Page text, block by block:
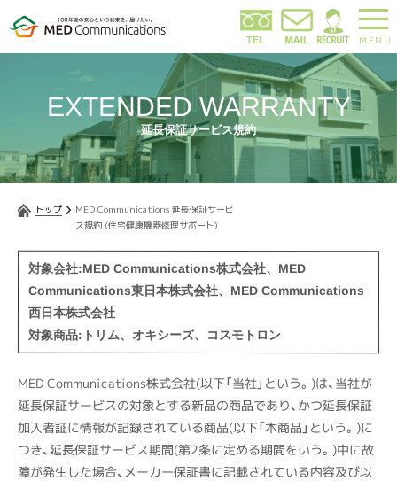
EXTENDED WARRANTY
延長保証サービス規約
トップ
MED Communications 延長保証サービ
ス規約 (住宅健康機器修理サポート)
対象会社:MED Communications株式会社、MED
Communications東日本株式会社、MED Communications
西日本株式会社
対象商品:トリム、オキシーズ、コスモトロン
MED Communications株式会社(以下「当社」という。)は、当社が
延長保証サービスの対象とする新品の商品であり、かつ延長保証
加入者証に情報が記録されている商品(以下「本商品」という。)に
つき、延長保証サービス期間(第2条に定める期間をいう。)中に故
障が発生した場合、メーカー保証書に記載されている内容及び以
MENU